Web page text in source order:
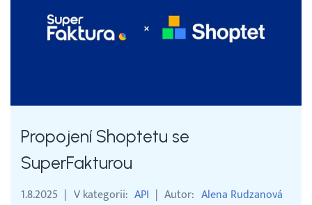
Kontakt a média
Vyhledávání
Čeština
Propojení Shoptetu se
SuperFakturou
1.8.2025 V kategorii API Autor Alena Rudzanová